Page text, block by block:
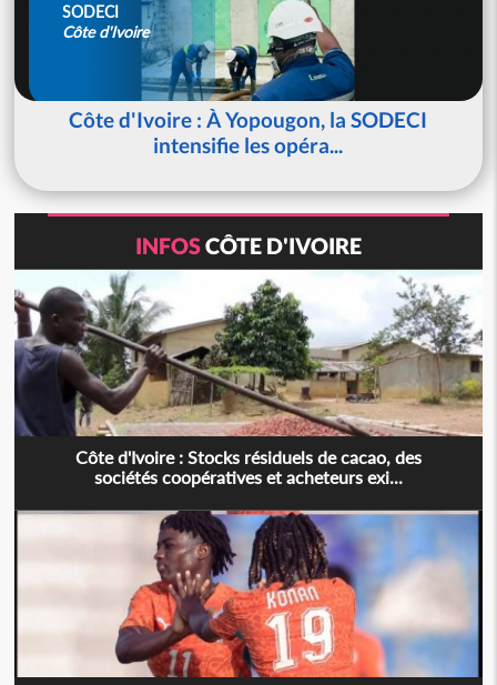
SODECI
Côte d'Ivoire
Côte d'Ivoire : À Yopougon, la SODECI
intensifie les opéra...
INFOSCÔTE D'IVOIRE
Côte d'Ivoire : Stocks résiduels de cacao, des
sociétés coopératives et acheteurs exi...